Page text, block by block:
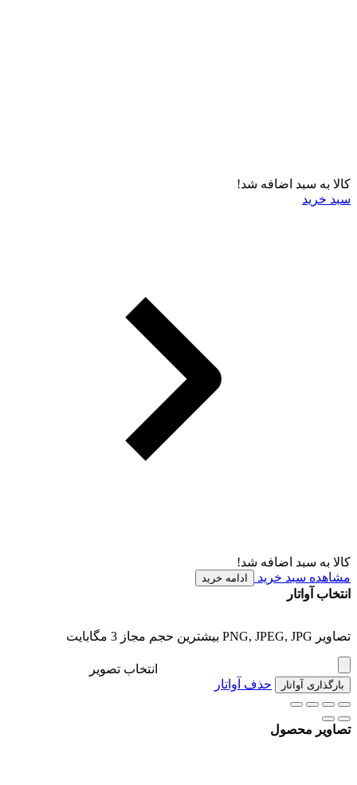
کالا به سبد اضافه شد!
سبد خرید
کالا به سبد اضافه شد!
مشاهده سبد خرید
ادامه خرید
انتخاب آواتار
تصاویر PNG, JPEG, JPG بیشترین حجم مجاز 3 مگابایت
انتخاب تصویر
بارگذاری آواتار حذف آواتار
تصاویر محصول